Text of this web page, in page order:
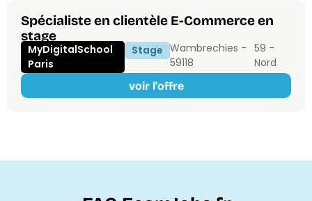
Spécialiste en clientèle E-Commerce en
stage
MyDigitalSchool
Paris
Stage Wambrechies -
59118
59 -
Nord
voir l'offre